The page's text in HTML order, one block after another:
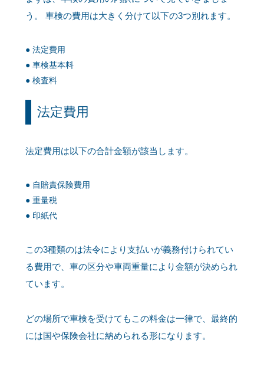
う。 車検の費用は大きく分けて以下の3つ別れます。
法定費用
車検基本料
検査料
法定費用
法定費用は以下の合計金額が該当します。
自賠責保険費用
重量税
印紙代
この3種類のは法令により支払いが義務付けられてい
る費用で、車の区分や車両重量により金額が決められ
ています。
どの場所で車検を受けてもこの料金は一律で、最終的
には国や保険会社に納められる形になります。